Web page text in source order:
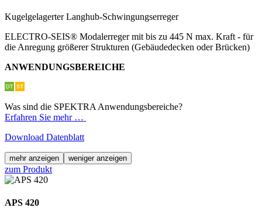
Kugelgelagerter Langhub-Schwingungserreger
ELECTRO-SEIS® Modalerreger mit bis zu 445 N max. Kraft - für
die Anregung größerer Strukturen (Gebäudedecken oder Brücken)
ANWENDUNGSBEREICHE
Was sind die SPEKTRA Anwendungsbereiche?
Erfahren Sie mehr …
Download Datenblatt
mehr anzeigen weniger anzeigen
zum Produkt
APS 420